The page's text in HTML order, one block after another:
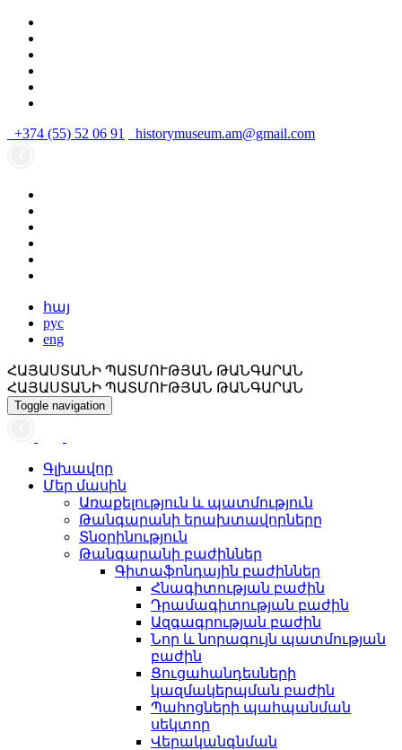
+374 (55) 52 06 91 historymuseum.am@gmail.com
հայ
рус
eng
ՀԱՅԱՍՏԱՆԻ ՊԱՏՄՈՒԹՅԱՆ ԹԱՆԳԱՐԱՆ
ՀԱՅԱՍՏԱՆԻ ՊԱՏՄՈՒԹՅԱՆ ԹԱՆԳԱՐԱՆ
Toggle navigation
Գլխավոր
Մեր մասին
Առաքելություն և պատմություն
Թանգարանի երախտավորները
Տնօրինություն
Թանգարանի բաժիններ
Գիտաֆոնդային բաժիններ
Հնագիտության բաժին
Դրամագիտության բաժին
Ազգագրության բաժին
Նոր և նորագույն պատմության
բաժին
Ցուցահանդեսների
կազմակերպման բաժին
Պահոցների պահպանման
սեկտոր
Վերականգնման